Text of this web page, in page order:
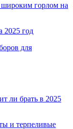
горлом на
2025 год
для
ли брать в 2025
и терпеливые